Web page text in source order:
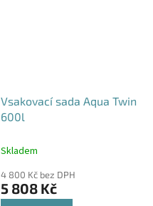
Vsakovací sada Aqua Twin
600l
Skladem
4 800 Kč bez DPH
5 808 Kč